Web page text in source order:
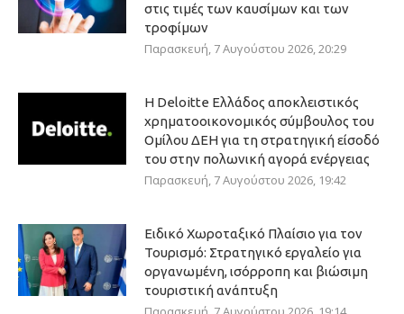
στις τιμές των καυσίμων και των
τροφίμων
Παρασκευή, 7 Αυγούστου 2026, 20:29
Η Deloitte Ελλάδος αποκλειστικός
χρηματοοικονομικός σύμβουλος του
Ομίλου ΔΕΗ για τη στρατηγική είσοδό
του στην πολωνική αγορά ενέργειας
Παρασκευή, 7 Αυγούστου 2026, 19:42
Ειδικό Χωροταξικό Πλαίσιο για τον
Τουρισμό: Στρατηγικό εργαλείο για
οργανωμένη, ισόρροπη και βιώσιμη
τουριστική ανάπτυξη